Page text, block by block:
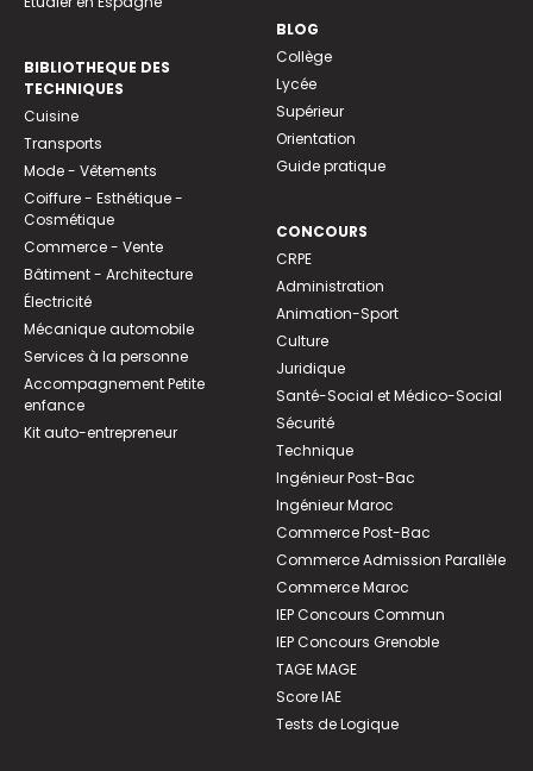
BIBLIOTHEQUE DES
TECHNIQUES
Cuisine
Transports
Mode - Vêtements
Coiffure - Esthétique -
Cosmétique
Commerce - Vente
Bâtiment - Architecture
Électricité
Mécanique automobile
Services à la personne
Accompagnement Petite
enfance
Kit auto-entrepreneur
BLOG
Collège
Lycée
Supérieur
Orientation
Guide pratique
CONCOURS
CRPE
Administration
Animation-Sport
Culture
Juridique
Santé-Social et Médico-Social
Sécurité
Technique
Ingénieur Post-Bac
Ingénieur Maroc
Commerce Post-Bac
Commerce Admission Parallèle
Commerce Maroc
IEP Concours Commun
IEP Concours Grenoble
TAGE MAGE
Score IAE
Tests de Logique